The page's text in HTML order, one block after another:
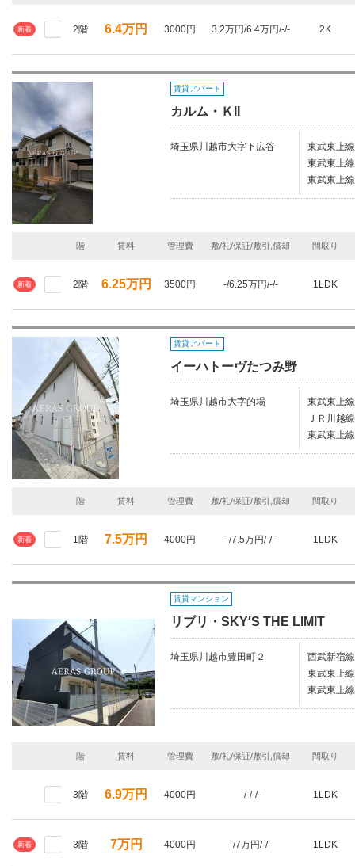
新着 2階 6.4万円 3000円 3.2万円/6.4万円/-/- 2K
賃貸アパート
カルム・ＫII
埼玉県川越市大字下広谷
東武東上
東武東上
東武東上
階 賃料 管理費 敷/礼/保証/敷引,償却 間取り
新着 2階 6.25万円 3500円 -/6.25万円/-/- 1LDK
賃貸アパート
イーハトーヴたつみ野
埼玉県川越市大字的場
東武東上
ＪＲ川越
東武東上
階 賃料 管理費 敷/礼/保証/敷引,償却 間取り
新着 1階 7.5万円 4000円 -/7.5万円/-/- 1LDK
賃貸マンション
リブリ・SKY′S THE LIMIT
埼玉県川越市豊田町２
西武新宿
東武東上
東武東上
階 賃料 管理費 敷/礼/保証/敷引,償却 間取り
3階 6.9万円 4000円 -/-/-/- 1LDK
新着 3階 7万円 4000円 -/7万円/-/- 1LDK